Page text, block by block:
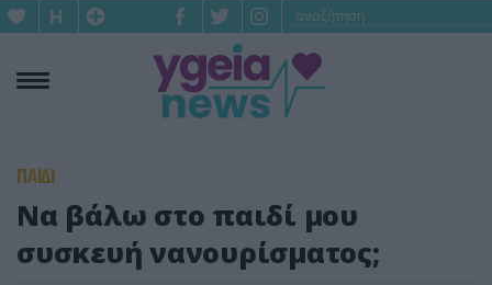
ΠΑΙΔΙ
Να βάλω στο παιδί μου
συσκευή νανουρίσματος;